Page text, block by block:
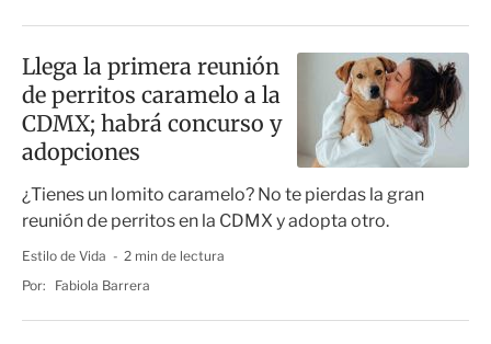
Llega la primera reunión
de perritos caramelo a la
CDMX; habrá concurso y
adopciones
¿Tienes un lomito caramelo? No te pierdas la gran
reunión de perritos en la CDMX y adopta otro.
Estilo de Vida
2 min de lectura
Por:
Fabiola Barrera